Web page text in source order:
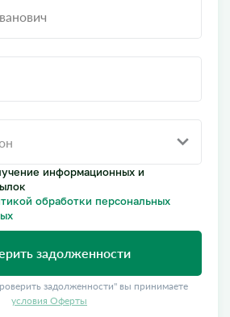
информационных и
обработки персональных
задолженности
задолженности" вы принимаете
условия Оферты